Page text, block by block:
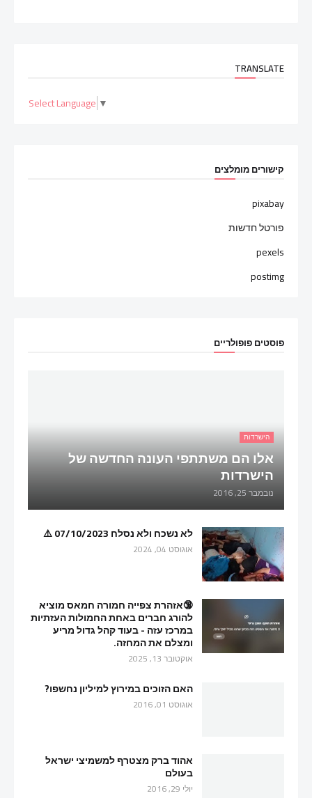
TRANSLATE
Select Language ▼
קישורים מומלצים
pixabay
פורטל חדשות
pexels
postimg
פוסטים פופולריים
הישרדות
אלו הם משתתפי העונה החדשה של
הישרדות
נובמבר 25, 2016
לא נשכח ולא נסלח 07/10/2023 ⚠️
אוגוסט 04, 2024
🔞אזהרת צפייה חמורה חמאס מוציא
להורג חברים באחת החמולות העזתיות
במרכז עזה - בעוד קהל גדול מריע
ומצלם את המחזה.
אוקטובר 13, 2025
האם הזוכים במירוץ למיליון נחשפו?
אוגוסט 01, 2016
אהוד ברק מצטרף למשמיצי ישראל
בעולם
יולי 29, 2016